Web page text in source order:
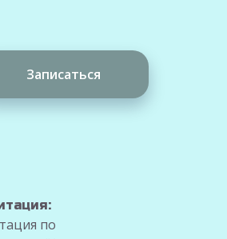
Записаться
по